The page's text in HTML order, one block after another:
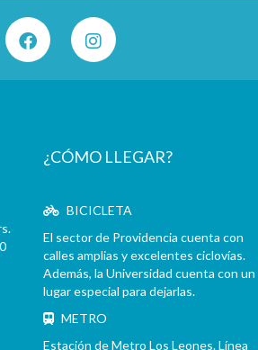
¿CÓMO LLEGAR?
BICICLETA
El sector de Providencia cuenta con
calles amplias y excelentes ciclovías.
Además, la Universidad cuenta con un
lugar especial para dejarlas.
METRO
Estación de Metro Los Leones. Línea